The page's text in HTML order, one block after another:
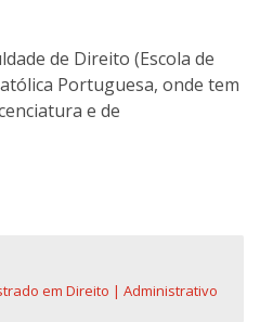
de Direito (Escola de
Portuguesa, onde tem
e de
em Direito | Administrativo